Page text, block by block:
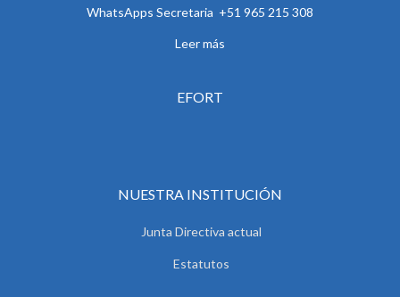
WhatsApps Secretaria +51 965 215 308
Leer más
EFORT
NUESTRA INSTITUCIÓN
Junta Directiva actual
Estatutos